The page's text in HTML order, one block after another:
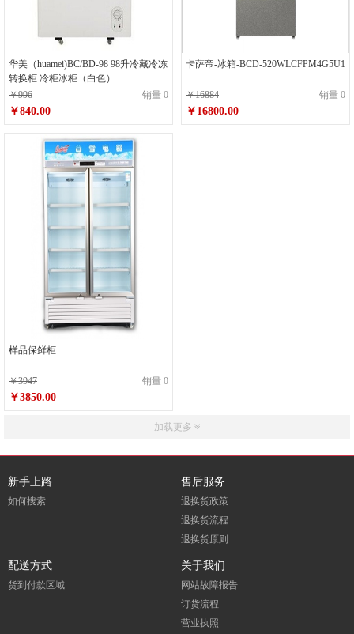
华美（huamei)BC/BD-98 98升冷藏冷冻
转换柜 冷柜冰柜（白色）
￥996
销量 0
￥840.00
卡萨帝-冰箱-BCD-520WLCFPM4G5U1
￥16884 销量 0
￥16800.00
样品保鲜柜
￥3947 销量 0
￥3850.00
加载更多
新手上路
如何搜索
售后服务
退换货政策
退换货流程
退换货原则
配送方式
货到付款区域
关于我们
网站故障报告
订货流程
营业执照